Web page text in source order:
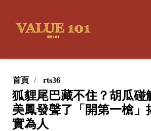
首頁 rts36
狐貍尾巴藏不住？胡瓜碰
美鳳發聲了「開第一槍」
實為人